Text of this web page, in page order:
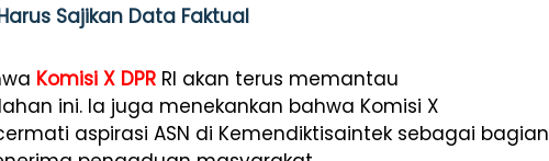
Sajikan Data Faktual
Komisi X DPR RI akan terus memantau
ini. Ia juga menekankan bahwa Komisi X
aspirasi ASN di Kemendiktisaintek sebagai bagian